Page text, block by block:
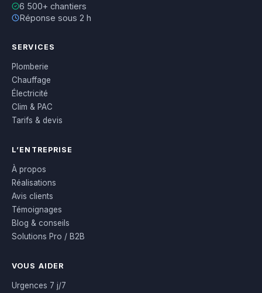
6 500+ chantiers
Réponse sous 2 h
SERVICES
Plomberie
Chauffage
Électricité
Clim & PAC
Tarifs & devis
L’ENTREPRISE
À propos
Réalisations
Avis clients
Témoignages
Blog & conseils
Solutions Pro / B2B
VOUS AIDER
Urgences 7 j/7